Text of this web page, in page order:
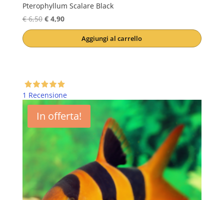
Pterophyllum Scalare Black
€6,50 Il
prezzo
€4,90Il
prezzo
attualeAggiungi al carrello
1 Recensione
In offerta!